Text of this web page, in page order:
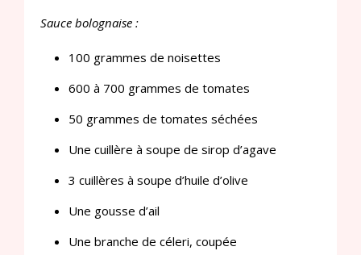
Sauce bolognaise :
100 grammes de noisettes
600 à 700 grammes de tomates
50 grammes de tomates séchées
Une cuillère à soupe de sirop d’agave
3 cuillères à soupe d’huile d’olive
Une gousse d’ail
Une branche de céleri, coupée